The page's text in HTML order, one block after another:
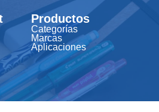
Productos
Categorías
Marcas
Aplicaciones